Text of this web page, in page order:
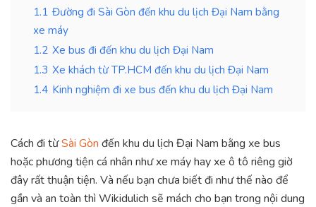
1.1 Đường đi Sài Gòn đến khu du lịch Đại Nam bằng
xe máy
1.2 Xe bus đi đến khu du lịch Đại Nam
1.3 Xe khách từ TP.HCM đến khu du lịch Đại Nam
1.4 Kinh nghiệm đi xe bus đến khu du lịch Đại Nam
Cách đi từSài Gòn đến khu du lịch Đại Nam bằng xe bus
hoặc phương tiện cá nhân như xe máy hay xe ô tô riêng giờ
đây rất thuận tiện. Và nếu bạn chưa biết đi như thế nào để
gần và an toàn thì Wikidulich sẽ mách cho bạn trong nội dung